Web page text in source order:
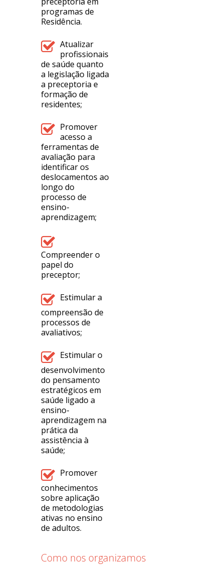
programas de
Residência.
Atualizar
profissionais
de saúde quanto
a legislação ligada
a preceptoria e
formação de
residentes;
Promover
acesso a
ferramentas de
avaliação para
identificar os
deslocamentos ao
longo do
processo de
ensino-
aprendizagem;
Compreender o
papel do
preceptor;
Estimular a
compreensão de
processos de
avaliativos;
Estimular o
desenvolvimento
do pensamento
estratégicos em
saúde ligado a
ensino-
aprendizagem na
prática da
assistência à
saúde;
Promover
conhecimentos
sobre aplicação
de metodologias
ativas no ensino
de adultos.
Como nos organizamos